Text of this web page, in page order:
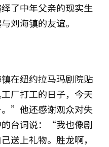
了中年父亲的现实生
刘海镇的友谊。
在纽约拉马玛剧院贴
厂打工的日子，今天
”他还感谢观众对失
台词说：“我也像剧
送上礼物。胜龙啊，